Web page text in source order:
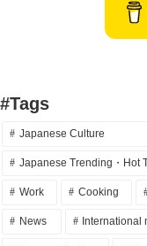
#Tags
Japanese Culture
Japanese Trending・Hot
Work Cooking
News International